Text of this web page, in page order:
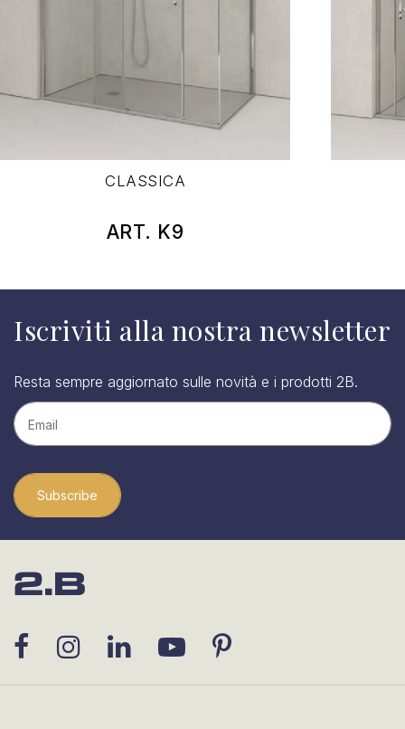
CLASSICA
ART. K9
Iscriviti alla nostra newsletter
Resta sempre aggiornato sulle novità e i prodotti 2B.
Subscribe